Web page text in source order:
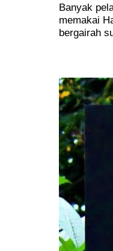
Banyak
memakai
bergairah